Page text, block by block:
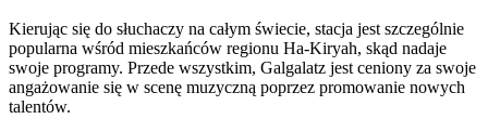
Kierując się do słuchaczy na całym świecie, stacja jest szczególnie
popularna wśród mieszkańców regionu Ha-Kiryah, skąd nadaje
swoje programy. Przede wszystkim, Galgalatz jest ceniony za swoje
angażowanie się w scenę muzyczną poprzez promowanie nowych
talentów.